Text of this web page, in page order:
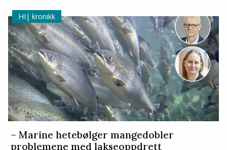
kronikk
– Marine hetebølger mangedobler
problemene med lakseoppdrett